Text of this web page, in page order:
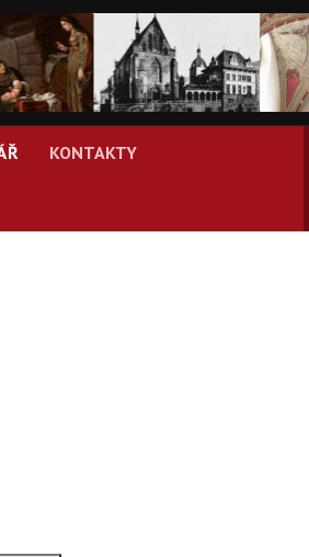
KONTAKTY